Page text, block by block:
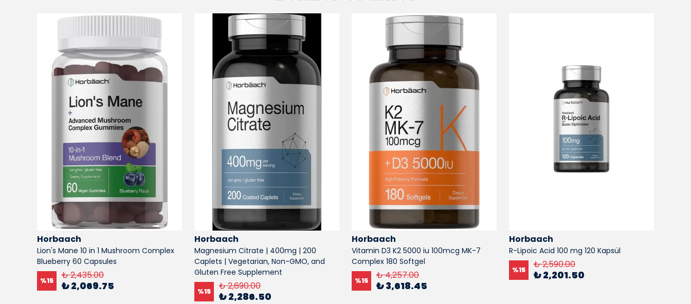
Horbaach
Lion's Mane 10 in 1 Mushroom Complex
Blueberry 60 Capsules
%15 ₺ 2,435.00
₺ 2,069.75
Horbaach
Magnesium Citrate | 400mg | 200
Caplets | Vegetarian, Non-GMO, and
Gluten Free Supplement
%15 ₺ 2,690.00
₺ 2,286.50
Horbaach
Vitamin D3 K2 5000 iu 100mcg MK-7
Complex 180 Softgel
%15 ₺ 4,257.00
₺ 3,618.45
Horbaach
R-Lipoic Acid 100 mg 120 Kapsül
%15 ₺ 2,590.00
₺ 2,201.50